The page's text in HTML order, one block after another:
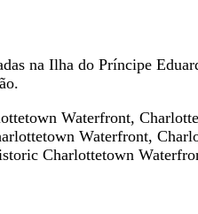
na Ilha do Príncipe
Waterfront,
Waterfront,
Charlottetown